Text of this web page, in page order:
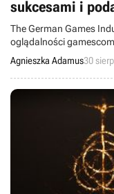
sukcesami i
The German Games
oglądalności
obejrzano łącznie 13
przyszłorocznych targów.
Agnieszka Adamus30